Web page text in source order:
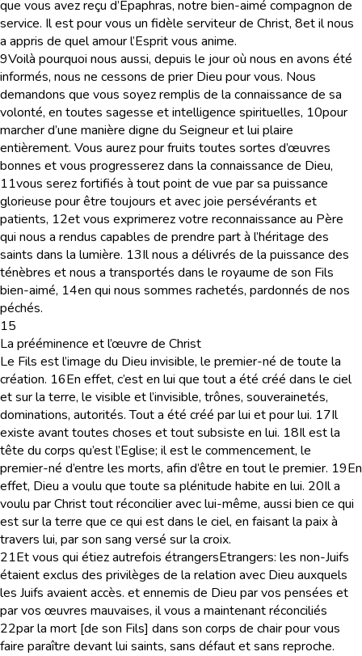
que vous avez reçu d’Epaphras, notre bien-aimé compagnon de
service. Il est pour vous un fidèle serviteur de Christ, 8et il nous
a appris de quel amour l’Esprit vous anime.
9Voilà pourquoi nous aussi, depuis le jour où nous en avons été
informés, nous ne cessons de prier Dieu pour vous. Nous
demandons que vous soyez remplis de la connaissance de sa
volonté, en toutes sagesse et intelligence spirituelles, 10pour
marcher d’une manière digne du Seigneur et lui plaire
entièrement. Vous aurez pour fruits toutes sortes d’œuvres
bonnes et vous progresserez dans la connaissance de Dieu,
11vous serez fortifiés à tout point de vue par sa puissance
glorieuse pour être toujours et avec joie persévérants et
patients, 12et vous exprimerez votre reconnaissance au Père
qui nous a rendus capables de prendre part à l’héritage des
saints dans la lumière. 13Il nous a délivrés de la puissance des
ténèbres et nous a transportés dans le royaume de son Fils
bien-aimé, 14en qui nous sommes rachetés, pardonnés de nos
péchés.
15
La prééminence et l’œuvre de Christ
Le Fils est l’image du Dieu invisible, le premier-né de toute la
création. 16En effet, c’est en lui que tout a été créé dans le ciel
et sur la terre, le visible et l’invisible, trônes, souverainetés,
dominations, autorités. Tout a été créé par lui et pour lui. 17Il
existe avant toutes choses et tout subsiste en lui. 18Il est la
tête du corps qu’est l’Eglise; il est le commencement, le
premier-né d’entre les morts, afin d’être en tout le premier. 19En
effet, Dieu a voulu que toute sa plénitude habite en lui. 20Il a
voulu par Christ tout réconcilier avec lui-même, aussi bien ce qui
est sur la terre que ce qui est dans le ciel, en faisant la paix à
travers lui, par son sang versé sur la croix.
21Et vous qui étiez autrefois étrangersEtrangers: les non-Juifs
étaient exclus des privilèges de la relation avec Dieu auxquels
les Juifs avaient accès. et ennemis de Dieu par vos pensées et
par vos œuvres mauvaises, il vous a maintenant réconciliés
22par la mort [de son Fils] dans son corps de chair pour vous
faire paraître devant lui saints, sans défaut et sans reproche.